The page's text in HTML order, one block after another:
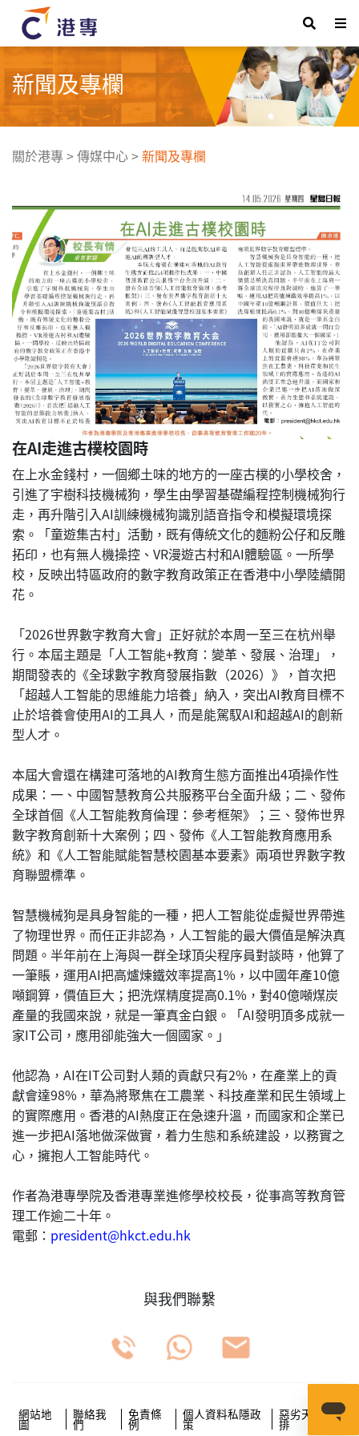
新聞及專欄
關於港專>傳媒中心>新聞及專欄
在AI走進古樸校園時
在上水金錢村，一個鄉土味的地方的一座古樸的小學校舍，
引進了宇樹科技機械狗，學生由學習基礎編程控制機械狗行
走，再升階引入AI訓練機械狗識別語音指令和模擬環境探
索。「童遊集古村」活動，既有傳統文化的麵粉公仔和反雕
拓印，也有無人機操控、VR漫遊古村和AI體驗區。一所學
校，反映出特區政府的數字教育政策正在香港中小學陸續開
花。
「2026世界數字教育大會」正好就於本周一至三在杭州舉
行。本屆主題是「人工智能+教育：變革、發展、治理」，
期間發表的《全球數字教育發展指數（2026）》，首次把
「超越人工智能的思維能力培養」納入，突出AI教育目標不
止於培養會使用AI的工具人，而是能駕馭AI和超越AI的創新
型人才。
本屆大會還在構建可落地的AI教育生態方面推出4項操作性
成果：一、中國智慧教育公共服務平台全面升級；二、發佈
全球首個《人工智能教育倫理：參考框架》；三、發佈世界
數字教育創新十大案例；四、發佈《人工智能教育應用系
統》和《人工智能賦能智慧校園基本要素》兩項世界數字教
育聯盟標準。
智慧機械狗是具身智能的一種，把人工智能從虛擬世界帶進
了物理世界。而任正非認為，人工智能的最大價值是解決真
問題。半年前在上海與一群全球頂尖程序員對談時，他算了
一筆賬，運用AI把高爐煉鐵效率提高1%，以中國年產10億
噸鋼算，價值巨大；把洗煤精度提高0.1%，對40億噸煤炭
產量的我國來說，就是一筆真金白銀。「AI發明頂多成就一
家IT公司，應用卻能強大一個國家。」
他認為，AI在IT公司對人類的貢獻只有2%，在產業上的貢
獻會達98%，華為將聚焦在工農業、科技產業和民生領域上
的實際應用。香港的AI熱度正在急速升溫，而國家和企業已
進一步把AI落地做深做實，着力生態和系統建設，以務實之
心，擁抱人工智能時代。
作者為港專學院及香港專業進修學校校長，從事高等教育管
理工作逾二十年。
電郵： president@hkct.edu.hk
與我們聯繫
網站地
圖
聯絡我
們
免責條
例
個人資料私隱政
策
惡劣天氣安
排